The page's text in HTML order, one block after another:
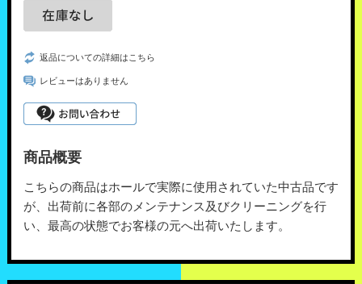
返品についての詳細はこちら
レビューはありません
商品概要
こちらの商品はホールで実際に使用されていた中古品です
が、出荷前に各部のメンテナンス及びクリーニングを行
い、最高の状態でお客様の元へ出荷いたします。